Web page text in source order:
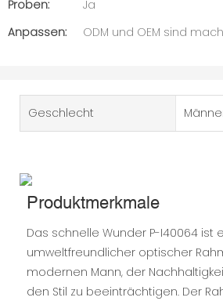
Proben:
Ja
Anpassen:
ODM und OEM sind
Geschlecht
Produktmerkmale
Das schnelle Wunder P-I40064 ist
umweltfreundlicher optischer
modernen Mann, der
den Stil zu beeinträchtigen. Der